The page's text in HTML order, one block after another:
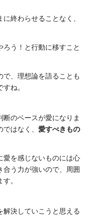
終わらせることなく、
う！と行動に移すこと
、理想論を語ることも
すね。
のベースが愛になりま
はなく、 愛すべきもの
愛を感じないものには心
う力が強いので、周囲
。
決していこうと思える